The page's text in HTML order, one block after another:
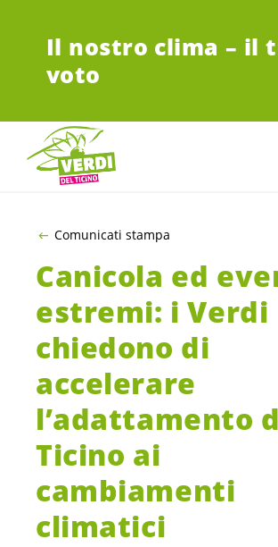
Il nostro clima – il
voto
Comunicati stampa
Canicola ed
estremi: i Verdi
chiedono di
accelerare
l’adattamento
Ticino ai
cambiamenti
climatici